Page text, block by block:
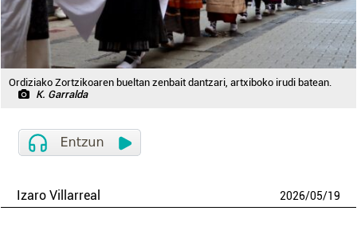
Ordiziako Zortzikoaren bueltan zenbait dantzari, artxiboko irudi batean.
K. Garralda
Izaro Villarreal 2026/05/19